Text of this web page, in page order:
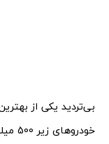
بی‌تردید یکی از